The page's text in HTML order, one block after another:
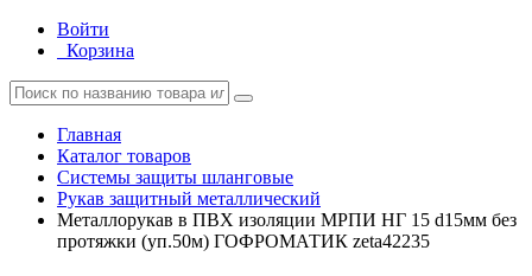
Войти
Корзина
Главная
Каталог товаров
Системы защиты шланговые
Рукав защитный металлический
Металлорукав в ПВХ изоляции МРПИ НГ 15 d15мм без
протяжки (уп.50м) ГОФРОМАТИК zeta42235